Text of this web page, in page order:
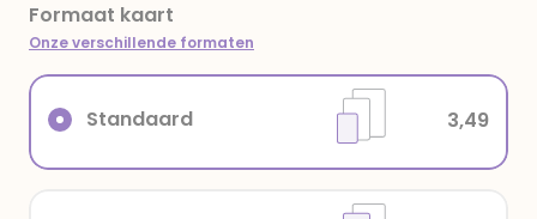
Formaat kaart
Onze verschillende formaten
Standaard 3,49